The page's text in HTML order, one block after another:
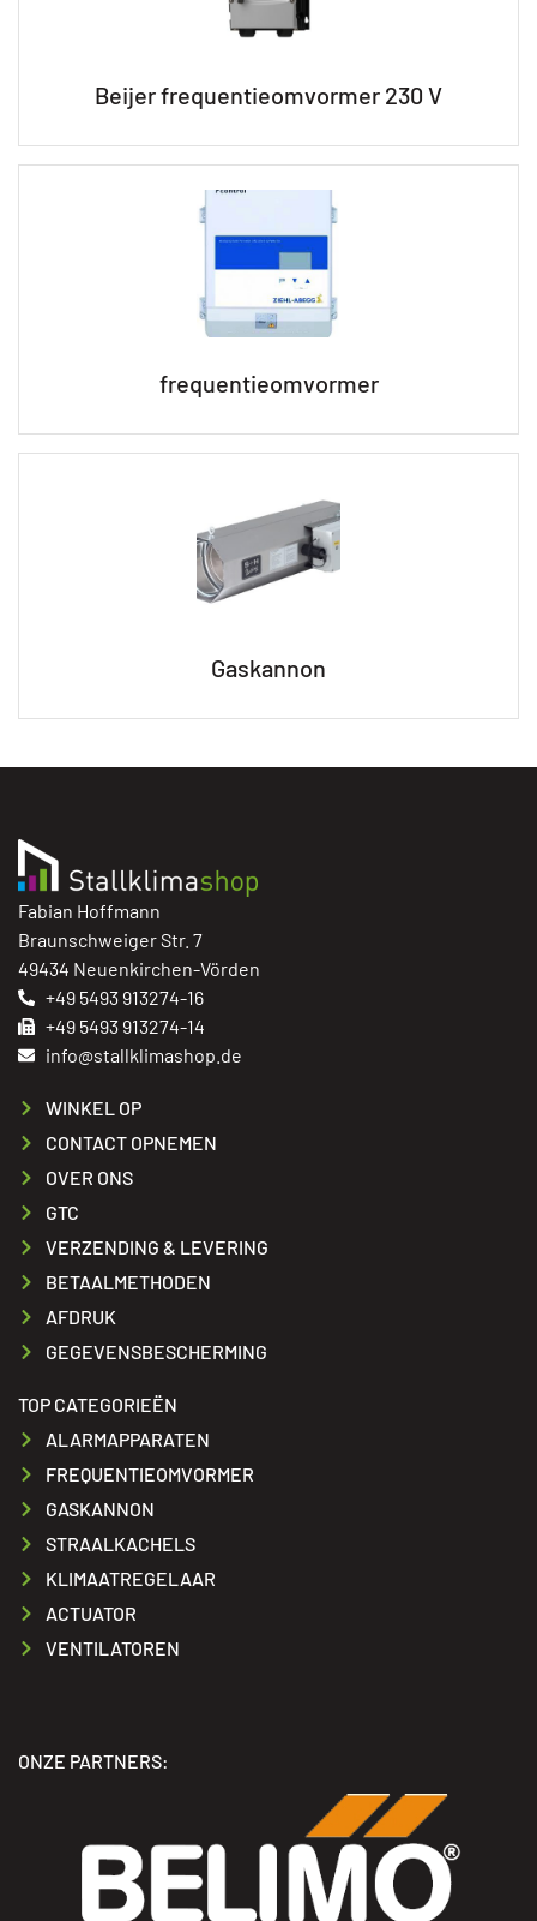
Beijer frequentieomvormer 230 V
frequentieomvormer
Gaskannon
Fabian Hoffmann
Braunschweiger Str. 7
49434 Neuenkirchen-Vörden
+49 5493 913274-16
+49 5493 913274-14
info@stallklimashop.de
WINKEL OP
CONTACT OPNEMEN
OVER ONS
GTC
VERZENDING & LEVERING
BETAALMETHODEN
AFDRUK
GEGEVENSBESCHERMING
TOP CATEGORIEËN
ALARMAPPARATEN
FREQUENTIEOMVORMER
GASKANNON
STRAALKACHELS
KLIMAATREGELAAR
ACTUATOR
VENTILATOREN
ONZE PARTNERS: